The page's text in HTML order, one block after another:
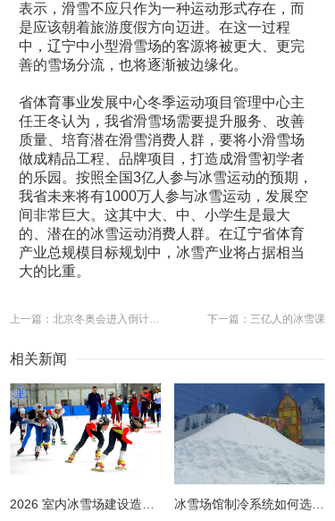
表示，滑雪不应只作为一种运动形式存在，而
是应该朝着旅游度假方向迈进。在这一过程
中，辽宁中小型滑雪场的客源将被更大、更完
善的雪场分流，也将逐渐被边缘化。
省体育事业发展中心冬季运动项目管理中心主
任王冬认为，我省滑雪场需要提升服务、改善
质量、培育潜在滑雪消费人群，要将小滑雪场
做成精品工程、品牌项目，打造成滑雪初学者
的乐园。按照全国3亿人参与冰雪运动的预期，
我省未来将有1000万人参与冰雪运动，发展空
间非常巨大。这其中大、中、小学生是最大
的、潜在的冰雪运动消费人群。在辽宁省体育
产业总规模目标规划中，冰雪产业将占据相当
大的比重。
上一篇：北京冬奥会进入倒计时一周年 校园冰雪运动如何“破冰” 下一篇：三亿人的冰雪课
相关新闻
冰雪场馆制冷系统如何选择更节能？从设计到运维的全链路节能指南